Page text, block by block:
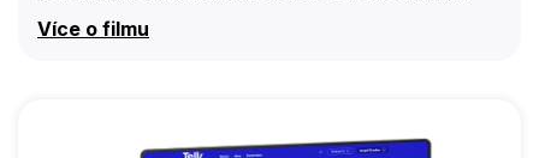
svobodou, jak se sluší a patří. Jakmile ale dorazí na
hrávali, je zavřené a ve Stripu teď vystupuje nějaká
Více o filmu